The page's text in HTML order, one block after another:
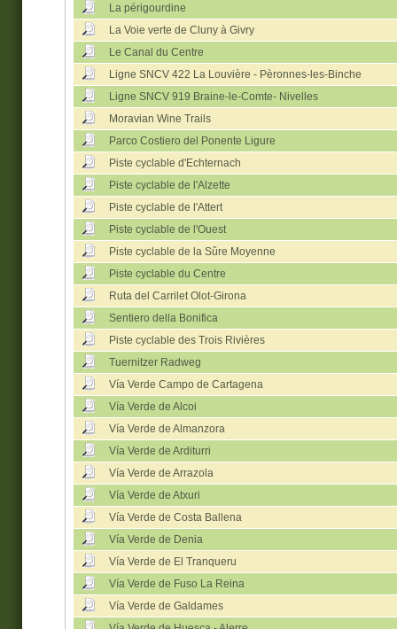
La périgourdine
La Voie verte de Cluny à Givry
Le Canal du Centre
Ligne SNCV 422 La Louvière - Pèronnes-les-Binche
Ligne SNCV 919 Braine-le-Comte- Nivelles
Moravian Wine Trails
Parco Costiero del Ponente Ligure
Piste cyclable d'Echternach
Piste cyclable de l'Alzette
Piste cyclable de l'Attert
Piste cyclable de l'Ouest
Piste cyclable de la Sûre Moyenne
Piste cyclable du Centre
Ruta del Carrilet Olot-Girona
Sentiero della Bonifica
Piste cyclable des Trois Rivières
Tuernitzer Radweg
Vía Verde Campo de Cartagena
Vía Verde de Alcoi
Vía Verde de Almanzora
Vía Verde de Arditurri
Vía Verde de Arrazola
Vía Verde de Atxuri
Vía Verde de Costa Ballena
Vía Verde de Denia
Vía Verde de El Tranqueru
Vía Verde de Fuso La Reina
Vía Verde de Galdames